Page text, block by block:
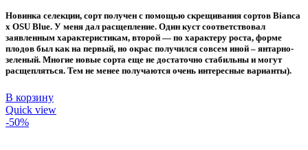
Новинка селекции, сорт получен с помощью скрещивания сортов Bianca
x OSU Blue. У меня дал расщепление. Один куст соответствовал
заявленным характеристикам, второй — по характеру роста, форме
плодов был как на первый, но окрас получился совсем иной – янтарно-
зеленый. Многие новые сорта еще не достаточно стабильны и могут
расщепляться. Тем не менее получаются очень интересные варианты).
В корзину
Quick view
-50%